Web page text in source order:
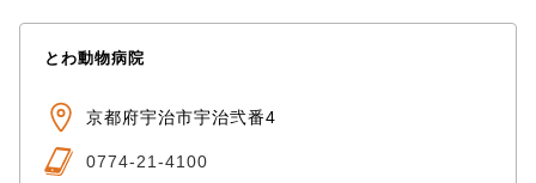
とわ動物病院
京都府宇治市宇治弐番4
0774-21-4100